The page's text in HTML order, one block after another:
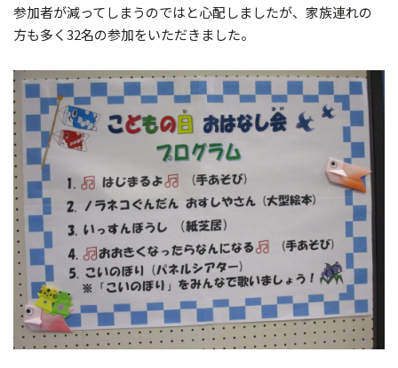
参加者が減ってしまうのではと心配しましたが、家族連れの
方も多く32名の参加をいただきました。